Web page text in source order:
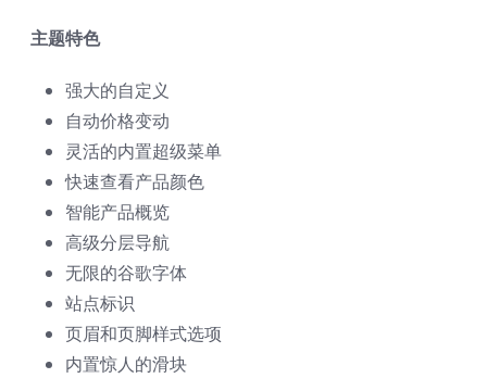
主题特色
强大的自定义
自动价格变动
灵活的内置超级菜单
快速查看产品颜色
智能产品概览
高级分层导航
无限的谷歌字体
站点标识
页眉和页脚样式选项
内置惊人的滑块